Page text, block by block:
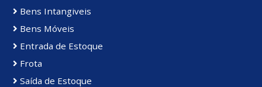
Bens Intangiveis
Bens Móveis
Entrada de Estoque
Frota
Saída de Estoque